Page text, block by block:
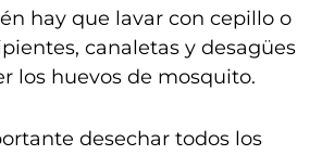
hay que lavar con cepillo o
canaletas y desagües
los huevos de mosquito.
desechar todos los